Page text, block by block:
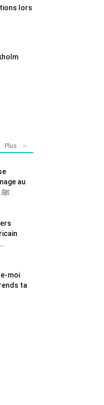
lors
Plus
au
Prophète Mohammed ﷺ
moi
ta